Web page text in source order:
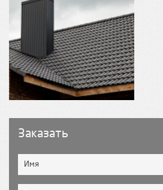
Заказать